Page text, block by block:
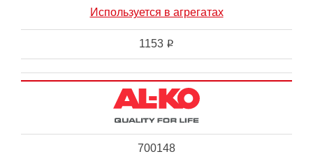
Используется в агрегатах
1153 i
700148